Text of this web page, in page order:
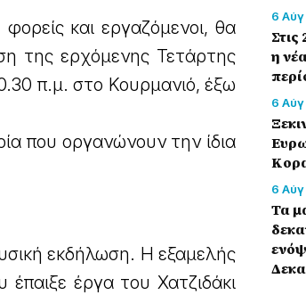
και εργαζόμενοι, θα
της ερχόμενης Τετάρτης
π.μ. στο Κουρμανιό, έξω
που οργανώνουν την ίδια
εκδήλωση. Η εξαμελής
έργα του Χατζιδάκι
6 Αύγ
η
6
6
Τα